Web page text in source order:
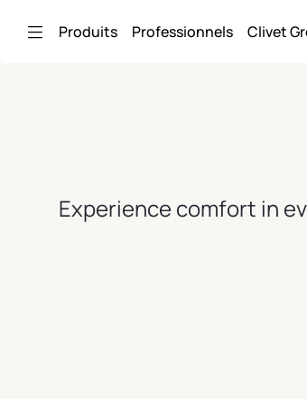
Produits Professionnels Clivet
Experience comfort in